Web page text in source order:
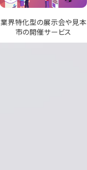
オンライン展示会やハイブリ
ッドイベントの開催支援